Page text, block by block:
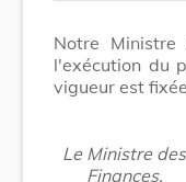
Notre
l'exécution du
vigueur est
Le Ministre des
Finances,